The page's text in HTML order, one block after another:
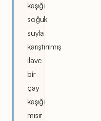
kaşığı
soğuk
suyla
karıştırılmış
ilave
bir
çay
kaşığı
mısır